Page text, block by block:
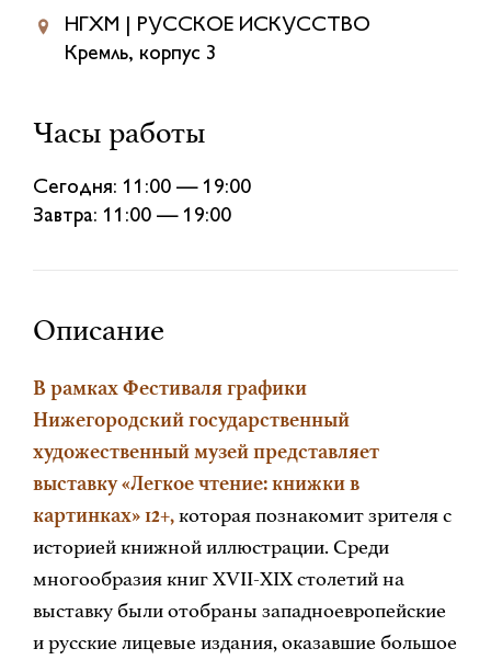
НГХМ | РУССКОЕ ИСКУССТВО
Кремль, корпус 3
Часы работы
Сегодня: 11:00 — 19:00
Завтра: 11:00 — 19:00
Описание
В рамках Фестиваля графики
Нижегородский государственный
художественный музей представляет
выставку «Легкое чтение: книжки в
картинках» 12+,которая познакомит зрителя с
историей книжной иллюстрации. Среди
многообразия книг XVII-XIX столетий на
выставку были отобраны западноевропейские
и русские лицевые издания, оказавшие большое